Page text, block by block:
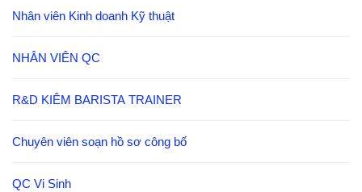
Nhân viên Kinh doanh Kỹ thuật
NHÂN VIÊN QC
R&D KIÊM BARISTA TRAINER
Chuyên viên soạn hồ sơ công bố
QC Vi Sinh